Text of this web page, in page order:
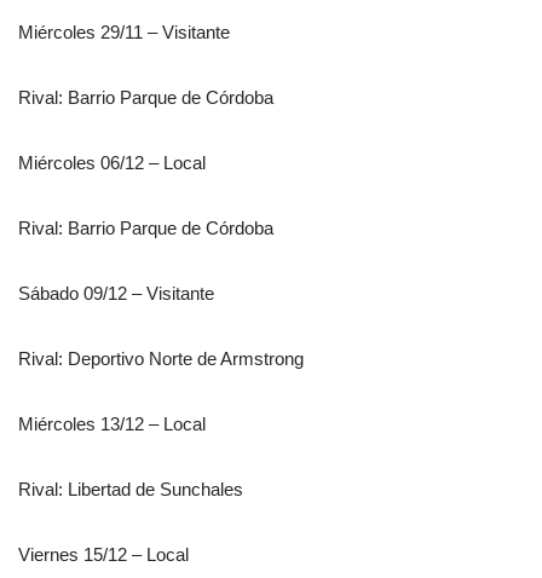
Miércoles 29/11 – Visitante
Rival: Barrio Parque de Córdoba
Miércoles 06/12 – Local
Rival: Barrio Parque de Córdoba
Sábado 09/12 – Visitante
Rival: Deportivo Norte de Armstrong
Miércoles 13/12 – Local
Rival: Libertad de Sunchales
Viernes 15/12 – Local